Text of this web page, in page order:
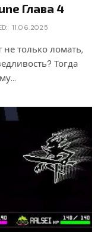
Глава 4
11.06.2025
только ломать,
Тогда